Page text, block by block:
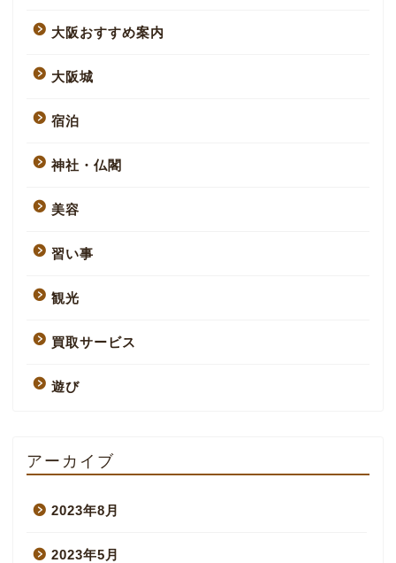
大阪おすすめ案内
大阪城
宿泊
神社・仏閣
美容
習い事
観光
買取サービス
遊び
アーカイブ
2023年8月
2023年5月